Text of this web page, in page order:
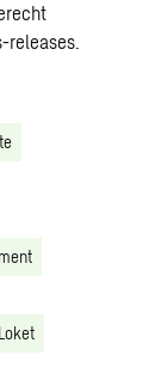
releases.